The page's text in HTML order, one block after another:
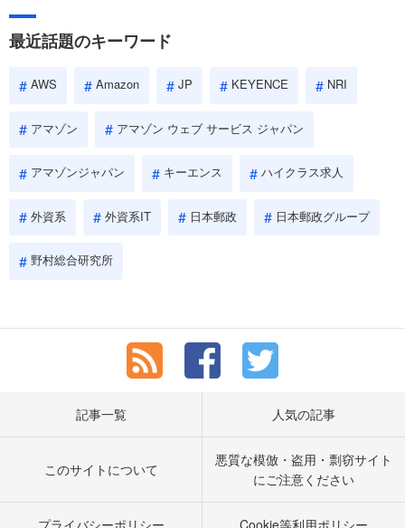
しょう。
最近話題のキーワード
AWS Amazon JP KEYENCE NRI
アマゾン アマゾン ウェブ サービス ジャパン
アマゾンジャパン キーエンス ハイクラス求人
外資系 外資系IT 日本郵政 日本郵政グループ
野村総合研究所
記事一覧 人気の記事
このサイトについて
悪質な模倣・盗用・剽窃サイト
にご注意ください
プライバシーポリシー Cookie等利用ポリシー